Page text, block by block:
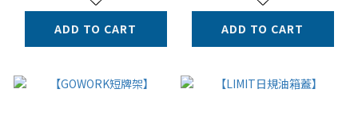
ADD TO CART ADD TO CART